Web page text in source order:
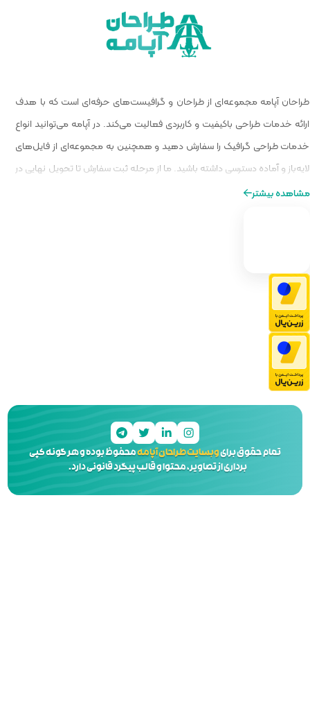
گرافیست‌های حرفه‌ای است که با هدف
می‌کند. در آپامه می‌توانید انواع
همچنین به مجموعه‌ای از فایل‌های
مرحله ثبت سفارش تا تحویل نهایی در
از طراحی را برایتان فراهم کنیم.
محفوظ بوده و هر گونه کپی
و قالب پیگرد قانونی دارد.